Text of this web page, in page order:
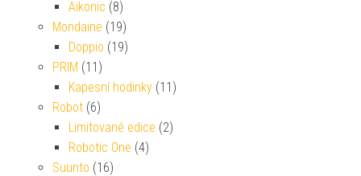
Aikonic (8)
Mondaine (19)
Doppio (19)
PRIM (11)
Kapesní hodinky (11)
Robot (6)
Limitované edice (2)
Robotic One (4)
Suunto (16)